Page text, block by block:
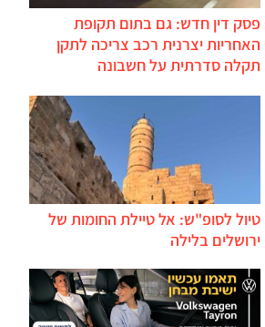
פסק דין חדש: גם בתום תקופת
האחריות יצרנית רכב צריכה לתקן
תקלה סדרתית על חשבונה
טיול לסופ"ש: אל טיילת החומות של
ירושלים בלילה